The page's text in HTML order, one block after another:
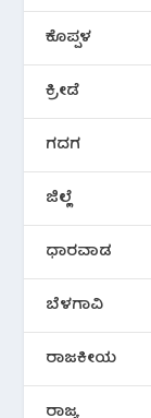
ಕೊಪ್ಪಳ
ಕ್ರೀಡೆ
ಗದಗ
ಜಿಲ್ಲೆ
ಧಾರವಾಡ
ಬೆಳಗಾವಿ
ರಾಜಕೀಯ